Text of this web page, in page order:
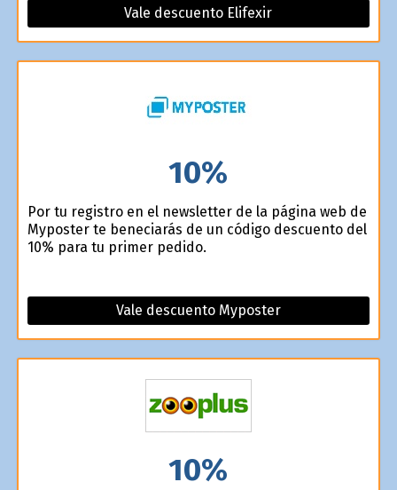
Vale descuento Elifexir
10%
Por tu registro en el newsletter de la página web de
Myposter te beneficiarás de un código descuento del
10% para tu primer pedido.
Vale descuento Myposter
10%